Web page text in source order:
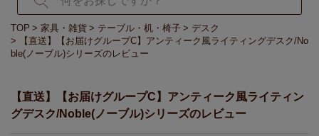
TOP 家具・雑貨 テーブル・机・椅子
デスク
【直送】【お届けグループC】アンティーク風ライティングデスク/No
ble(ノーブル)シリーズのレビュー
【直送】【お届けグループC】アンティーク風ライティン
グデスク/Noble(ノーブル)シリーズのレビュー